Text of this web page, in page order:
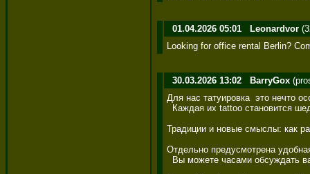
01.04.2026 05:01 Leonardvor
Looking for office rental Berlin?
30.03.2026 13:02 BarryGox
Для нас татуировка  это нечто
Каждая их tattoo становится
Традиции и новые смыслы: как
Отдельно предусмотрена
Вы можете часами обсуждать